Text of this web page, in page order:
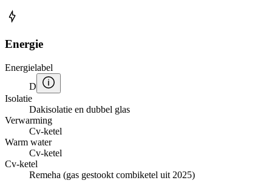
Energie
Energielabel
D
Isolatie
Dakisolatie en dubbel glas
Verwarming
Cv-ketel
Warm water
Cv-ketel
Cv-ketel
Remeha (gas gestookt combiketel uit 2025)